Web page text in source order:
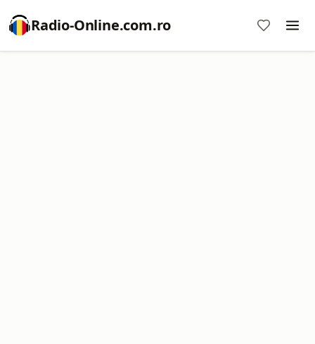
Radio-Online.com.ro